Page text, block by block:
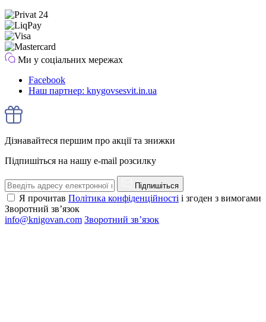
Ми у соціальних мережах
Facebook
Наш партнер: knygovsesvit.in.ua
Дізнавайтеся першим про акції та знижки
Підпишіться на нашу e-mail розсилку
Підпишіться
Я прочитав Політика конфіденційності і згоден з вимогами
Зворотний зв’язок
info@knigovan.com Зворотний зв’язок